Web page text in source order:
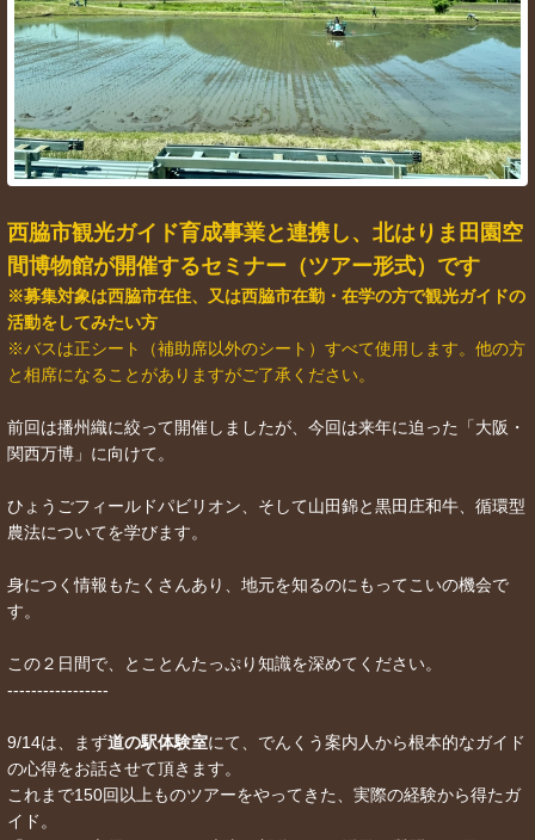
西脇市観光ガイド育成事業と連携し、北はりま田園空
間博物館が開催するセミナー（ツアー形式）です
※募集対象は西脇市在住、又は西脇市在勤・在学の方で観光ガイドの
活動をしてみたい方
※バスは正シート（補助席以外のシート）すべて使用します。他の方
と相席になることがありますがご了承ください。
前回は播州織に絞って開催しましたが、今回は来年に迫った「大阪・
関西万博」に向けて。
ひょうごフィールドパビリオン、そして山田錦と黒田庄和牛、循環型
農法についてを学びます。
身につく情報もたくさんあり、地元を知るのにもってこいの機会で
す。
この２日間で、とことんたっぷり知識を深めてください。
-----------------
9/14は、まず道の駅体験室にて、でんくう案内人から根本的なガイド
の心得をお話させて頂きます。
これまで150回以上ものツアーをやってきた、実際の経験から得たガ
イド。